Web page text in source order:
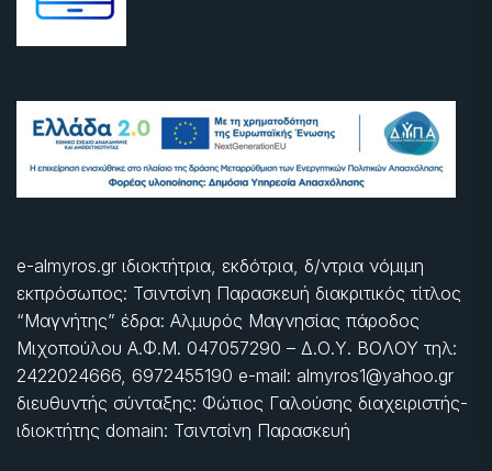
e-almyros.gr ιδιοκτήτρια, εκδότρια, δ/ντρια νόμιμη
εκπρόσωπος: Τσιντσίνη Παρασκευή διακριτικός τίτλος
“Μαγνήτης” έδρα: Αλμυρός Μαγνησίας πάροδος
Μιχοπούλου Α.Φ.Μ. 047057290 – Δ.Ο.Υ. ΒΟΛΟΥ τηλ:
2422024666, 6972455190 e-mail: almyros1@yahoo.gr
διευθυντής σύνταξης: Φώτιος Γαλούσης διαχειριστής-
ιδιοκτήτης domain: Τσιντσίνη Παρασκευή